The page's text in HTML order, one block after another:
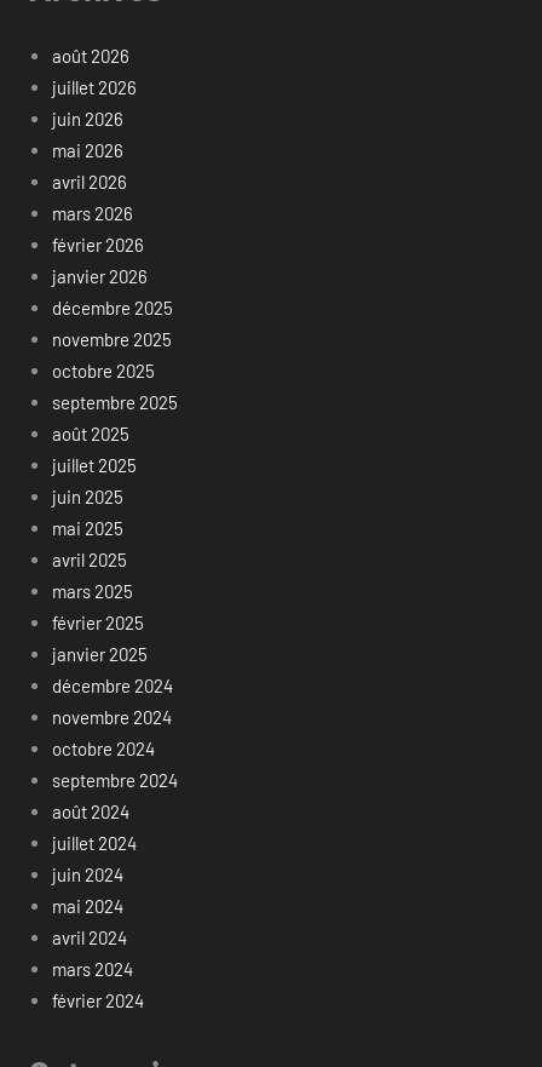
août 2026
juillet 2026
juin 2026
mai 2026
avril 2026
mars 2026
février 2026
janvier 2026
décembre 2025
novembre 2025
octobre 2025
septembre 2025
août 2025
juillet 2025
juin 2025
mai 2025
avril 2025
mars 2025
février 2025
janvier 2025
décembre 2024
novembre 2024
octobre 2024
septembre 2024
août 2024
juillet 2024
juin 2024
mai 2024
avril 2024
mars 2024
février 2024